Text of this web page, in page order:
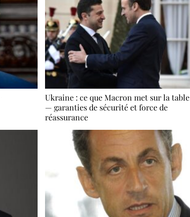
Ukraine : ce que Macron met sur la table
— garanties de sécurité et force de
réassurance